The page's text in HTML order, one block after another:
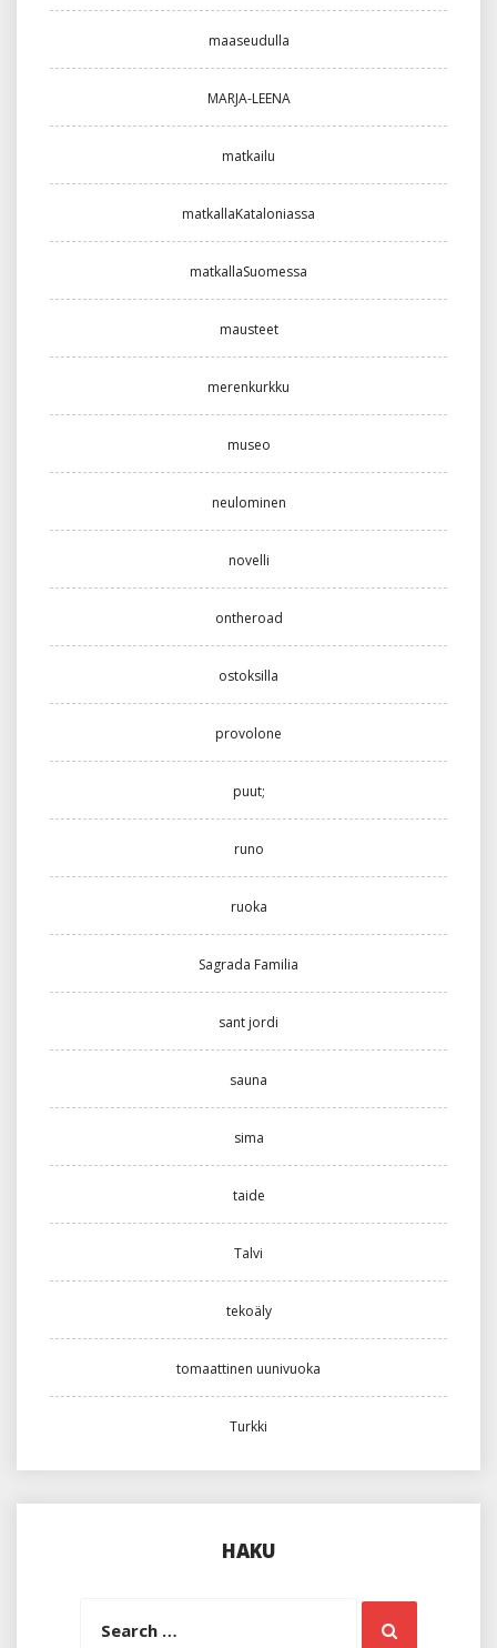
maaseudulla
MARJA-LEENA
matkailu
matkallaKataloniassa
matkallaSuomessa
mausteet
merenkurkku
museo
neulominen
novelli
ontheroad
ostoksilla
provolone
puut;
runo
ruoka
Sagrada Familia
sant jordi
sauna
sima
taide
Talvi
tekoäly
tomaattinen uunivuoka
Turkki
HAKU
Search